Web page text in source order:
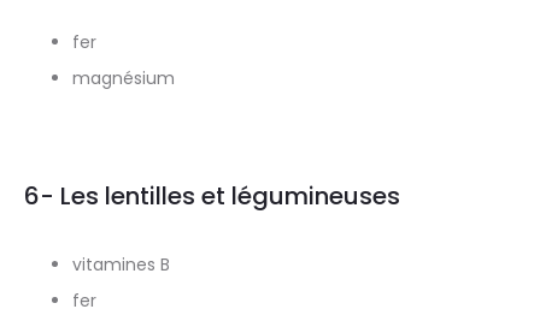
fer
magnésium
6- Les lentilles et légumineuses
vitamines B
fer